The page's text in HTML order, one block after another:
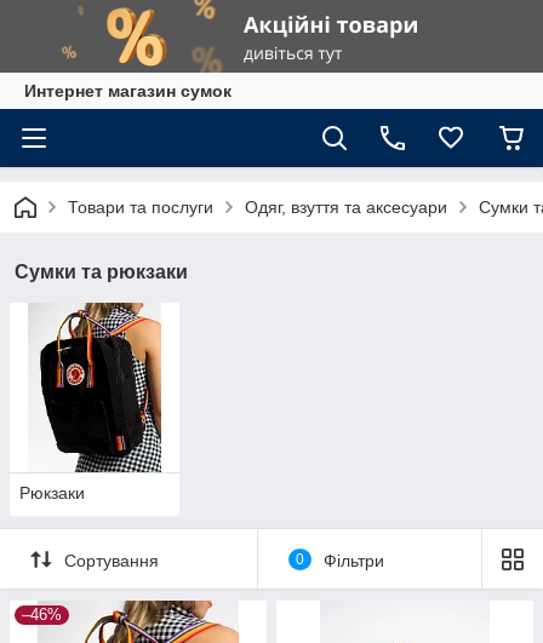
Интернет магазин сумок
Товари та послуги Одяг, взуття та аксесуари Сумки
Сумки та рюкзаки
Рюкзаки
Сортування 0 Фільтри
–46%